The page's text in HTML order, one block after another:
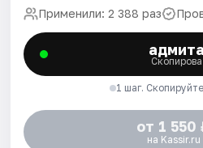
Применили: 2 388 раз
1 шаг.
от 1 550
на Kassir.ru